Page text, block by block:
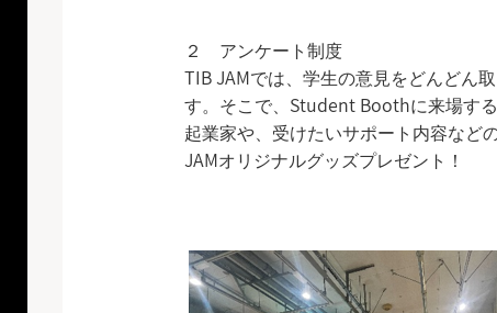
２ アンケート制度
TIB JAMでは、学生の意見をどんどん
す。そこで、Student Boothに来場す
起業家や、受けたいサポート内容など
JAMオリジナルグッズプレゼント！